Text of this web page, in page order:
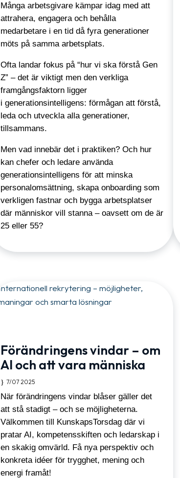
Många arbetsgivare kämpar idag med att
attrahera, engagera och behålla
medarbetare i en tid då fyra generationer
möts på samma arbetsplats.
Ofta landar fokus på “hur vi ska förstå Gen
Z” – det är viktigt men den verkliga
framgångsfaktorn ligger
i generationsintelligens: förmågan att förstå,
leda och utveckla alla generationer,
tillsammans.
Men vad innebär det i praktiken? Och hur
kan chefer och ledare använda
generationsintelligens för att minska
personalomsättning, skapa onboarding som
verkligen fastnar och bygga arbetsplatser
där människor vill stanna – oavsett om de är
25 eller 55?
Förändringens vindar – om
AI och att vara människa
7/07 2025
När förändringens vindar blåser gäller det
att stå stadigt – och se möjligheterna.
Välkommen till KunskapsTorsdag där vi
pratar AI, kompetensskiften och ledarskap i
en skakig omvärld. Få nya perspektiv och
konkreta idéer för trygghet, mening och
energi framåt!